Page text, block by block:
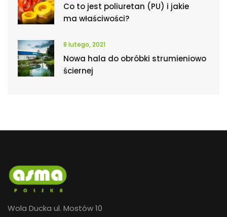
Co to jest poliuretan (PU) i jakie
ma właściwości?
8 lutego, 2021
Nowa hala do obróbki strumieniowo
ściernej
Wola Ducka ul. Mostów 10